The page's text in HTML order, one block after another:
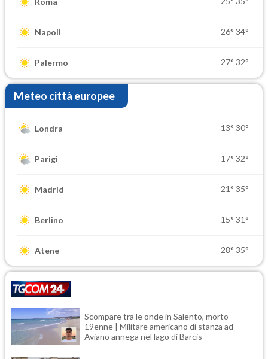
Napoli 26° 34°
Palermo 27° 32°
Meteo città europee
Londra 13° 30°
Parigi 17° 32°
Madrid 21° 35°
Berlino 15° 31°
Atene 28° 35°
Scompare tra le onde in Salento, morto
19enne | Militare americano di stanza ad
Aviano annega nel lago di Barcis